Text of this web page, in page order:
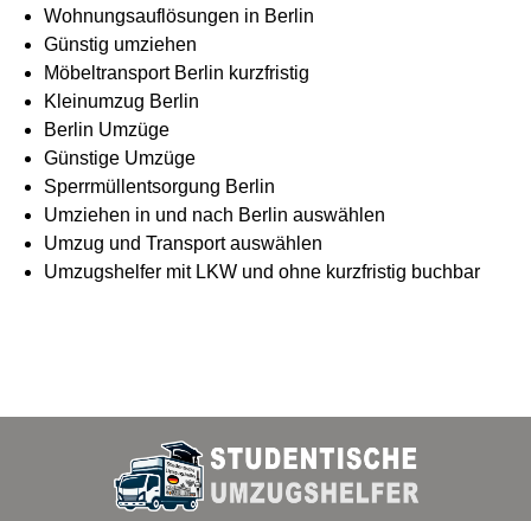
Wohnungsauflösungen in Berlin
Günstig umziehen
Möbeltransport Berlin kurzfristig
Kleinumzug Berlin
Berlin Umzüge
Günstige Umzüge
Sperrmüllentsorgung Berlin
Umziehen in und nach Berlin auswählen
Umzug und Transport auswählen
Umzugshelfer mit LKW und ohne kurzfristig buchbar